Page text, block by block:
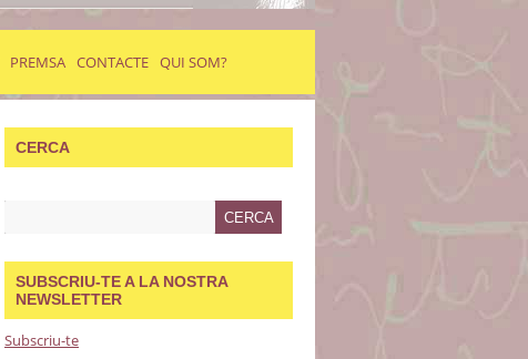
PREMSA CONTACTE QUI SOM?
CERCA
SUBSCRIU-TE A LA NOSTRA
NEWSLETTER
Subscriu-te